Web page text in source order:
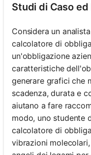
Studi di Caso ed
Considera un
calcolatore di
un'obbligazione
caratteristiche
generare grafici che
scadenza, durata e
aiutano a fare
modo, uno studente
calcolatore di
vibrazioni